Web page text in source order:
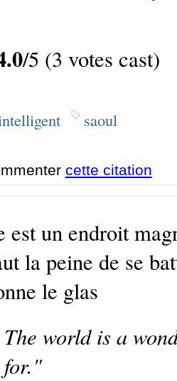
/5 (3 votes cast)
saoul
cette citation
est un endroit
la peine de se
le glas
world is a